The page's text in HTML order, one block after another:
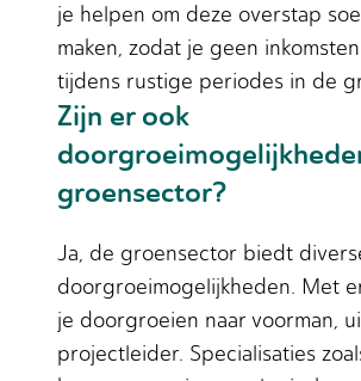
je helpen om deze overstap
maken, zodat je geen
tijdens rustige periodes in de
Zijn er ook
groensector?
Ja, de groensector biedt
doorgroeimogelijkheden. Met
je doorgroeien naar voorman,
projectleider. Specialisaties